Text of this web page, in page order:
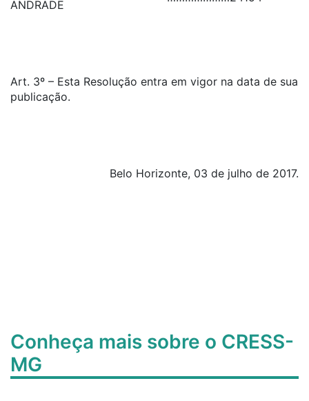
ANDRADE
Art. 3º – Esta Resolução entra em vigor na data de sua
publicação.
Belo Horizonte, 03 de julho de 2017.
Conheça mais sobre o CRESS-
MG